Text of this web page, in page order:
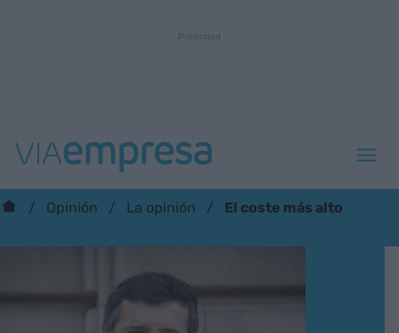
Opinión La opinión El coste más alto